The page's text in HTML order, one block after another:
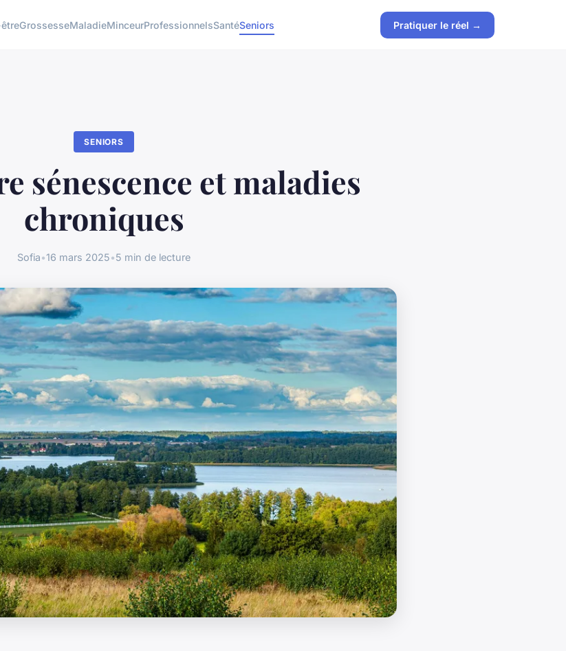
GrossesseMaladieMinceurProfessionnelsSantéSeniors Pratiquer le réel →
SENIORS
sénescence et maladies
chroniques
Sofia•16 mars 2025•5 min de lecture